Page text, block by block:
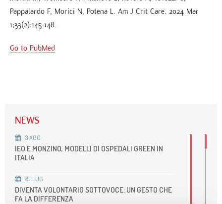
Pappalardo F, Morici N, Potena L. Am J Crit Care. 2024 Mar
1;33(2):145-148.
Go to PubMed
NEWS
3AGO
IEO E MONZINO, MODELLI DI OSPEDALI GREEN IN
ITALIA
29 LUG
DIVENTA VOLONTARIO SOTTOVOCE: UN GESTO CHE
FA LA DIFFERENZA